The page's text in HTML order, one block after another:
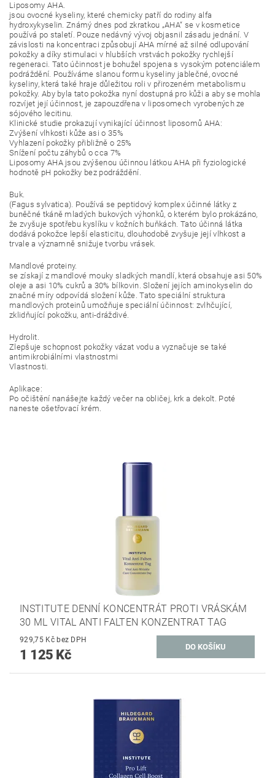
Liposomy AHA.
jsou ovocné kyseliny, které chemicky patří do rodiny alfa
hydroxykyselin. Známý dnes pod zkratkou „AHA“ se v kosmetice
používá po staletí. Pouze nedávný vývoj objasnil zásadu jednání. V
závislosti na koncentraci způsobují AHA mírné až silné odlupování
pokožky a díky stimulaci v hlubších vrstvách pokožky rychlejší
regeneraci. Tato účinnost je bohužel spojena s vysokým potenciálem
podráždění. Používáme slanou formu kyseliny jablečné, ovocné
kyseliny, která také hraje důležitou roli v přirozeném metabolismu
pokožky. Aby byla tato pokožka nyní dostupná pro kůži a aby se mohla
rozvíjet její účinnost, je zapouzdřena v liposomech vyrobených ze
sójového lecitinu.
Klinické studie prokazují vynikající účinnost liposomů AHA:
Zvýšení vlhkosti kůže asi o 35%
Vyhlazení pokožky přibližně o 25%
Snížení počtu záhybů o cca 7%
Liposomy AHA jsou zvýšenou účinnou látkou AHA při fyziologické
hodnotě pH pokožky bez podráždění.
Buk.
(Fagus sylvatica). Používá se peptidový komplex účinné látky z
buněčné tkáně mladých bukových výhonků, o kterém bylo prokázáno,
že zvyšuje spotřebu kyslíku v kožních buňkách. Tato účinná látka
dodává pokožce lepší elasticitu, dlouhodobě zvyšuje její vlhkost a
trvale a významně snižuje tvorbu vrásek.
Mandlové proteiny.
se získají z mandlové mouky sladkých mandlí, která obsahuje asi 50%
oleje a asi 10% cukrů a 30% bílkovin. Složení jejích aminokyselin do
značné míry odpovídá složení kůže. Tato speciální struktura
mandlových proteinů umožňuje speciální účinnost: zvlhčující,
zklidňující pokožku, anti-dráždivé.
Hydrolit.
Zlepšuje schopnost pokožky vázat vodu a vyznačuje se také
antimikrobiálními vlastnostmi
Vlastnosti.
Aplikace:
Po očištění nanášejte každý večer na obličej, krk a dekolt. Poté
naneste ošetřovací krém.
INSTITUTE DENNÍ KONCENTRÁT PROTI VRÁSKÁM
30 ML VITAL ANTI FALTEN KONZENTRAT TAG
929,75 Kč bez DPH
1 125 Kč